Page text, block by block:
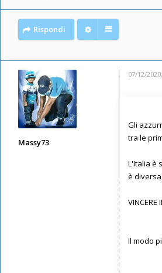
Rispondi
Massy73
07/12/
Gli
tra le
L'Italia è
è
VINCERE
Il modo